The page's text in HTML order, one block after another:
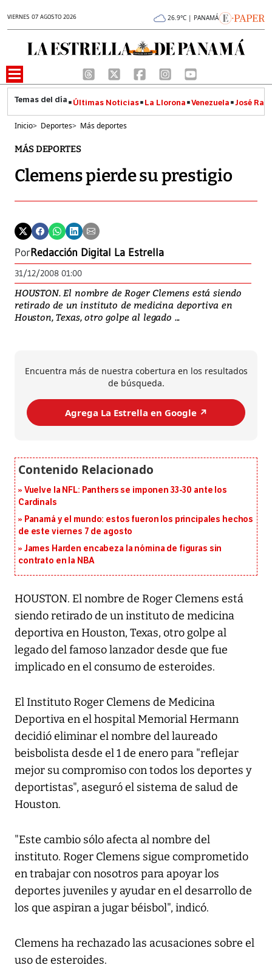
VIERNES 07 AGOSTO 2026 26.9°C | PANAMÁ
Últimas Noticias La Llorona Venezuela José
Inicio> Deportes> Más deportes
MÁS DEPORTES
Clemens pierde su prestigio
PorRedacción Digital La Estrella
31/12/2008 01:00
HOUSTON. El nombre de Roger Clemens está siendo
retirado de un instituto de medicina deportiva en
Houston, Texas, otro golpe al legado ...
Encuentra más de nuestra cobertura en los resultados
de búsqueda.
Agrega La Estrella en Google ↗️
Vuelve la NFL: Panthers se imponen 33-30 ante los
Cardinals
Panamá y el mundo: estos fueron los principales hechos
de este viernes 7 de agosto
James Harden encabeza la nómina de figuras sin
contrato en la NBA
HOUSTON. El nombre de Roger Clemens está
siendo retirado de un instituto de medicina
deportiva en Houston, Texas, otro golpe al
legado del famoso lanzador desde que fue
implicado en el consumo de esteroides.
El Instituto Roger Clemens de Medicina
Deportiva en el hospital Memorial Hermann
decidió eliminar el nombre del laureado
beisbolista desde el 1 de enero para "reflejar
mejor su compromiso con todos los deportes y
deportistas", aseguró el sistema de salud de
Houston.
"Este cambio sólo afecta al nombre del
instituto. Roger Clemens sigue comprometido
en trabajar con nosotros para apoyar los
deportes juveniles y ayudar en el desarrollo de
los que aspiran a jugar béisbol", indicó.
Clemens ha rechazado las acusaciones sobre el
uso de esteroides.